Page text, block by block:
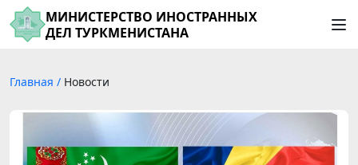
МИНИСТЕРСТВО ИНОСТРАННЫХ
ДЕЛ ТУРКМЕНИСТАНА
Главная / Новости